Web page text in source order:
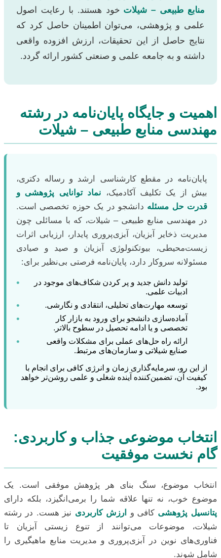
منابع طبیعی – شیلات خود هستند. با رعایت اصول
علمی و پژوهشی، می‌توان اطمینان حاصل کرد که
نتایج حاصل از این تحقیقات، ارزش افزوده واقعی
داشته و به جامعه علمی و صنعتی کشور ارائه گردد.
اهمیت و جایگاه پایان‌نامه در رشته
مهندسی منابع طبیعی – شیلات
پایان‌نامه در مقطع کارشناسی ارشد و رساله دکتری،
بیش از یک تکلیف آکادمیک، نماد توانایی پژوهشی و
قدرت حل مسئله دانشجو در یک حوزه تخصصی است.
در مهندسی منابع طبیعی – شیلات، که با مسائلی چون
مدیریت ذخایر آبزیان، آبزی‌پروری پایدار، ارزیابی اثرات
زیست‌محیطی، بیوتکنولوژی آبزیان و صید و صیادی
مسئولانه سروکار دارد، پایان‌نامه فرصتی بی‌نظیر برای:
•
تولید دانش جدید و پر کردن شکاف‌های موجود در
ادبیات علمی.
• توسعه مهارت‌های تحلیلی، انتقادی و نگارشی.
•
آماده‌سازی دانشجو برای ورود به بازار کار
تخصصی و یا ادامه تحصیل در سطوح بالاتر.
•
ارائه راه حل‌های عملی برای مشکلات واقعی
صنایع شیلاتی و سازمان‌های مرتبط.
از این رو، سرمایه‌گذاری زمان و انرژی کافی برای انجام با
کیفیت آن، تضمین‌کننده آینده شغلی و علمی روشن‌تر خواهد
بود.
انتخاب موضوعی جذاب و کاربردی:
گام نخست موفقیت
انتخاب موضوع، سنگ بنای هر پژوهش موفقی است. یک
موضوع خوب، نه تنها علاقه شما را برمی‌انگیزد، بلکه دارای
پتانسیل پژوهشی کافی و ارزش کاربردی نیز هست. در رشته
شیلات، موضوعات می‌توانند از تنوع زیستی آبزیان تا
فناوری‌های نوین در آبزی‌پروری و مدیریت منابع ماهیگیری را
شامل شوند.